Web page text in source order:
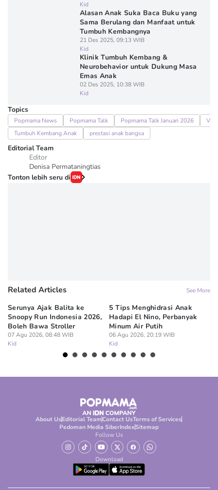
Kid
Alasan Anak Suka Baca Buku yang
Sama Berulang dan Manfaat untuk
Tumbuh Kembangnya
21 Des 2025, 09:13 WIB
Kid
Klinik Tumbuh Kembang &
Neurobehavior untuk Dukung Masa
Emas Anak
02 Des 2025, 10:38 WIB
Kid
Topics
Popmama News Popmama Talk Popmama Talk Januari 2026
Viral
Tumbuh Kembang Anak
prestasi anak bangsa
Editorial Team
Editor
Denisa Permataningtias
Tonton lebih seru di
Related Articles See More
Serunya Ajak Balita ke
Snoopy Run Indonesia 2026,
Boleh Bawa Stroller
07 Agu 2026, 08:48 WIB
Kid
5 Tips Menghidrasi Anak
Hadapi El Nino, Perbanyak
Minum Air Putih
06 Agu 2026, 20:19 WIB
Kid
About UsEditorial TeamContact UsTerms of Services
Pedoman Media SiberIndexSitemap
Follow Us
Download